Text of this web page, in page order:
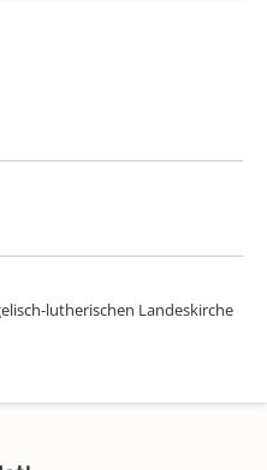
lutherischen Landeskirche